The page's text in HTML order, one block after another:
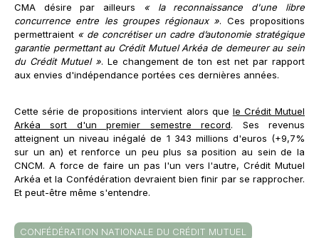
CMA désire par ailleurs « la reconnaissance d'une libre
concurrence entre les groupes régionaux ». Ces propositions
permettraient « de concrétiser un cadre d’autonomie stratégique
garantie permettant au Crédit Mutuel Arkéa de demeurer au sein
du Crédit Mutuel ». Le changement de ton est net par rapport
aux envies d'indépendance portées ces dernières années.
Cette série de propositions intervient alors que le Crédit Mutuel
Arkéa sort d'un premier semestre record. Ses revenus
atteignent un niveau inégalé de 1 343 millions d'euros (+9,7%
sur un an) et renforce un peu plus sa position au sein de la
CNCM. A force de faire un pas l'un vers l'autre, Crédit Mutuel
Arkéa et la Confédération devraient bien finir par se rapprocher.
Et peut-être même s'entendre.
CONFÉDÉRATION NATIONALE DU CRÉDIT MUTUEL